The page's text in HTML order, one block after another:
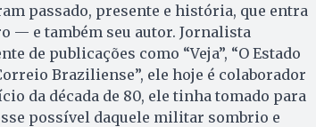
passado, presente e história, que entra
— e também seu autor. Jornalista
de publicações como “Veja”, “O Estado
Braziliense”, ele hoje é colaborador
da década de 80, ele tinha tomado para
possível daquele militar sombrio e